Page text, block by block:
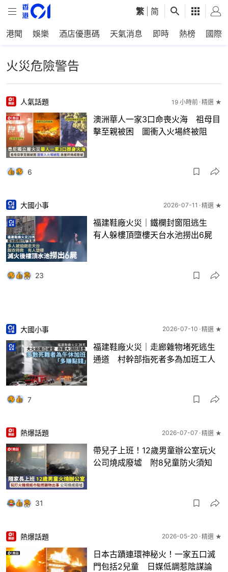
繁 简
港聞 娛樂 酒店優惠碼 天氣消息 即時 熱榜 國際
火災危險警告
人氣話題 19 小時前 精選 ★
澳洲華人一家3口命喪火海 祖母目
擊至親被困 圖衝入火場終被阻
6
大國小事 2026-07-11 精選 ★
福建鞋廠火災｜鐵欄封窗阻逃生
有人躲樓頂墮樓天台水池撈出6屍
23
大國小事 2026-07-10 精選 ★
福建鞋廠火災｜走廊雜物堵死逃生
通道 村幹部指死者多為加班工人
7
熱爆話題 2026-07-07 精選 ★
帶兒子上班！12歲男童辦公室玩火
公司燒成廢墟 附8兒童防火須知
31
熱爆話題 2026-05-20 精選 ★
日本古蹟連環神秘火！一家五口滅
門包括2兒童 日媒低調惹陰謀論